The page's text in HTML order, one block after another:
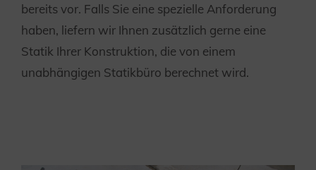
bereits vor. Falls Sie eine spezielle Anforderung
haben, liefern wir Ihnen zusätzlich gerne eine
Statik Ihrer Konstruktion, die von einem
unabhängigen Statikbüro berechnet wird.